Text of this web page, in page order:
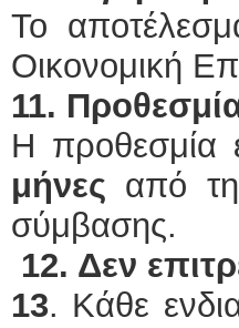
Το
Οικονομική
11.
Η προθεσμία
μήνες από
σύμβασης.
12. Δεν
13. Κάθε